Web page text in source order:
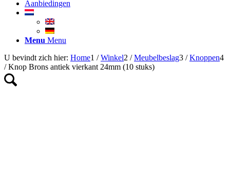
Aanbiedingen
Menu Menu
U bevindt zich hier: Home1 / Winkel2 / Meubelbeslag3 / Knoppen4
/ Knop Brons antiek vierkant 24mm (10 stuks)